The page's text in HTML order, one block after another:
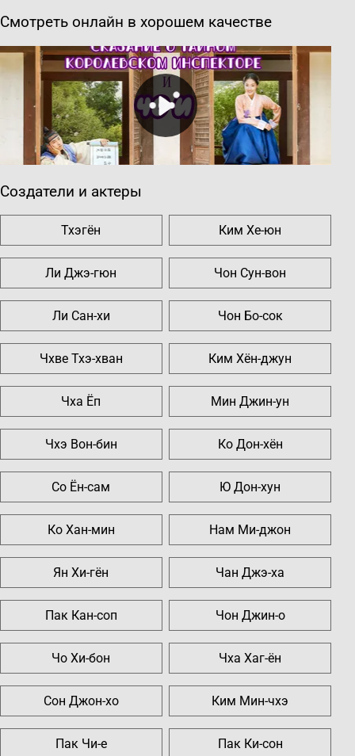
Смотреть онлайн в хорошем качестве
Создатели и актеры
Тхэгён Ким Хе-юн
Ли Джэ-гюн Чон Сун-вон
Ли Сан-хи Чон Бо-сок
Чхве Тхэ-хван Ким Хён-джун
Чха Ёп Мин Джин-ун
Чхэ Вон-бин Ко Дон-хён
Со Ён-сам Ю Дон-хун
Ко Хан-мин Нам Ми-джон
Ян Хи-гён Чан Джэ-ха
Пак Кан-соп Чон Джин-о
Чо Хи-бон Чха Хаг-ён
Сон Джон-хо Ким Мин-чхэ
Пак Чи-е Пак Ки-сон